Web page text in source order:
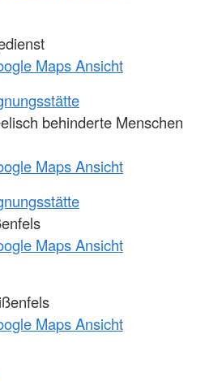
Maps Ansicht
behinderte Menschen
Maps Ansicht
Maps Ansicht
Maps Ansicht